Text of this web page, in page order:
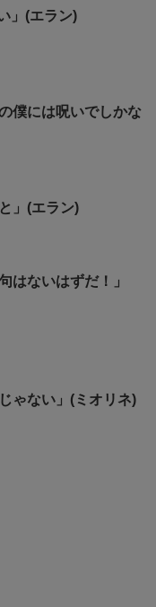
」(エラン)
僕には呪いでしかな
」(エラン)
はないはずだ！」
ゃない」(ミオリネ)